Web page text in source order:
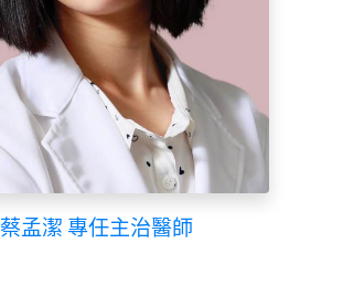
蔡孟潔 專任主治醫師